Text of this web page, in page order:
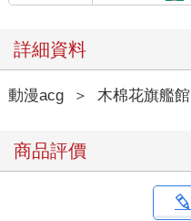
詳細資料
動漫acg ＞ 木棉花旗艦館
商品評價